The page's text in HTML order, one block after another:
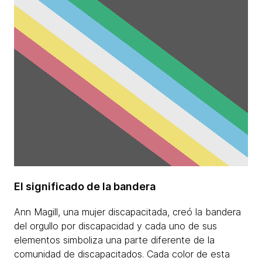
El significado de la bandera
Ann Magill, una mujer discapacitada, creó la bandera
del orgullo por discapacidad y cada uno de sus
elementos simboliza una parte diferente de la
comunidad de discapacitados. Cada color de esta